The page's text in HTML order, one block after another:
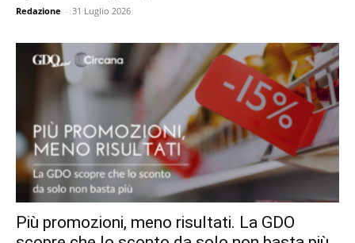
Redazione - 31 Luglio 2026
Più promozioni, meno risultati. La GDO